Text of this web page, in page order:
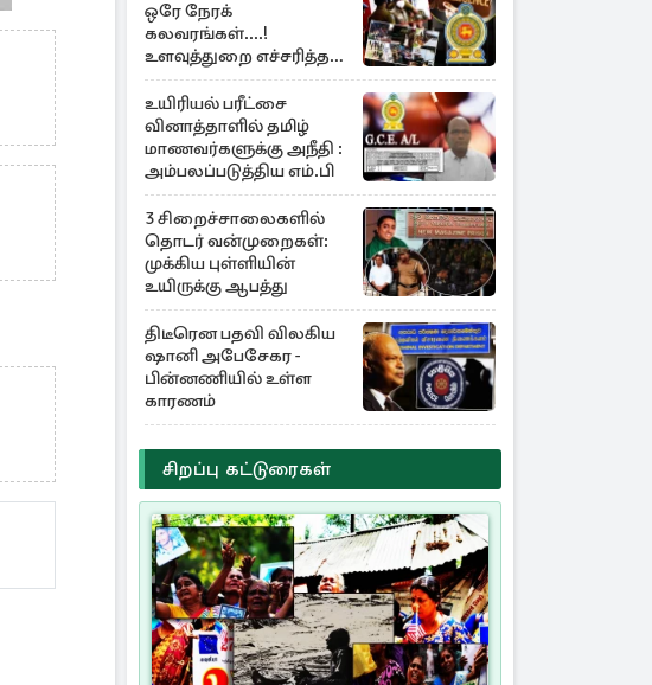
ஒரே நேரக்
கலவரங்கள்....!
உளவுத்துறை எச்சரித்த
பாரிய சதி அம்பலம்
உயிரியல் பரீட்சை
வினாத்தாளில் தமிழ்
மாணவர்களுக்கு அநீதி :
அம்பலப்படுத்திய எம்.பி
3 சிறைச்சாலைகளில்
தொடர் வன்முறைகள்:
முக்கிய புள்ளியின்
உயிருக்கு ஆபத்து
திடீரென பதவி விலகிய
ஷானி அபேசேகர -
பின்னணியில் உள்ள
காரணம்
சிறப்பு கட்டுரைகள்